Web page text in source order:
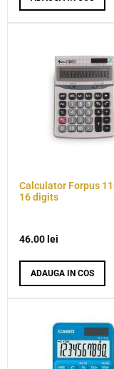
Calculator Forpus
16 digits
46.00 lei
ADAUGA IN COS